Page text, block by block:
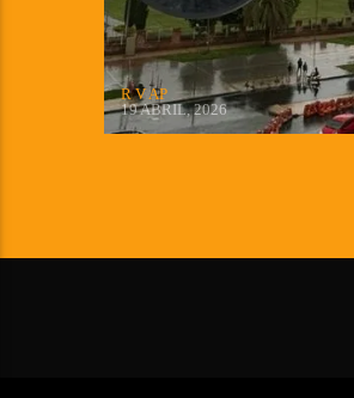
R V AP
19 ABRIL, 2026